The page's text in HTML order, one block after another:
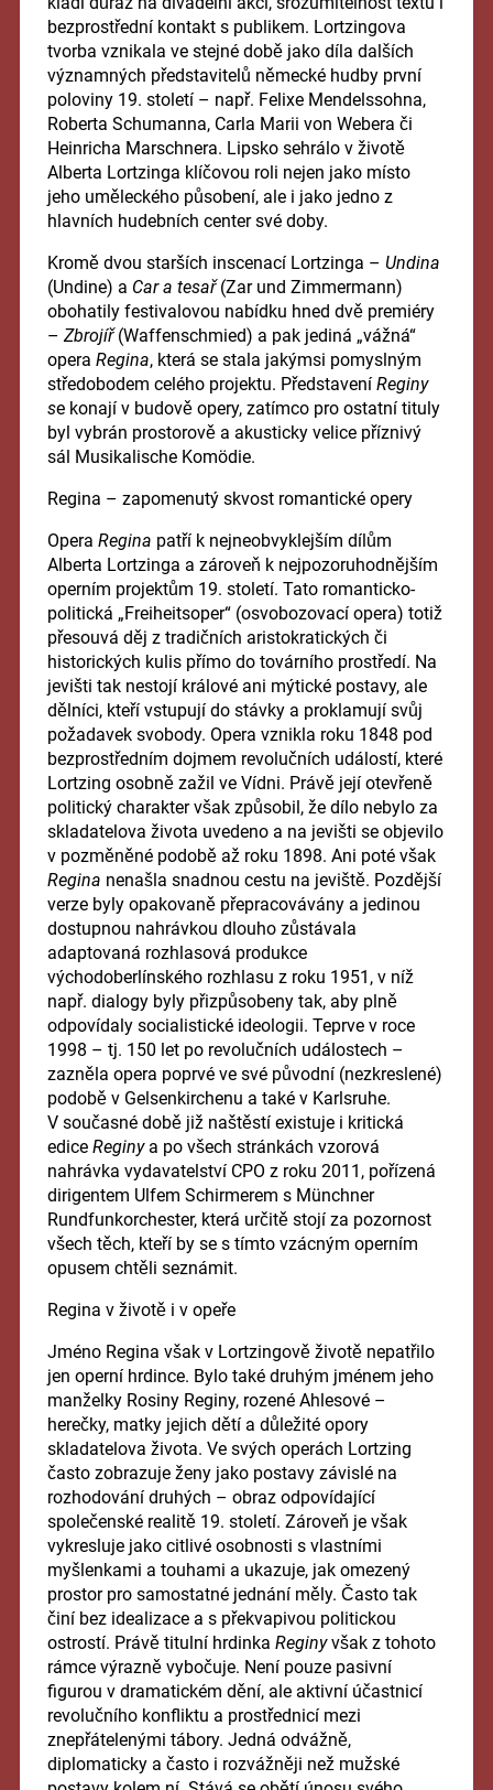
bezprostřední kontakt s publikem. Lortzingova
tvorba vznikala ve stejné době jako díla dalších
významných představitelů německé hudby první
poloviny 19. století – např. Felixe Mendelssohna,
Roberta Schumanna, Carla Marii von Webera či
Heinricha Marschnera. Lipsko sehrálo v životě
Alberta Lortzinga klíčovou roli nejen jako místo
jeho uměleckého působení, ale i jako jedno z
hlavních hudebních center své doby.
Kromě dvou starších inscenací Lortzinga – Undina
(Undine) a Car a tesař (Zar und Zimmermann)
obohatily festivalovou nabídku hned dvě premiéry
– Zbrojíř(Waffenschmied) a pak jediná „vážná“
opera Regina, která se stala jakýmsi pomyslným
středobodem celého projektu. Představení Reginy
se konají v budově opery, zatímco pro ostatní tituly
byl vybrán prostorově a akusticky velice příznivý
sál Musikalische Komödie.
Regina – zapomenutý skvost romantické opery
Opera Regina patří k nejneobvyklejším dílům
Alberta Lortzinga a zároveň k nejpozoruhodnějším
operním projektům 19. století. Tato romanticko-
politická „Freiheitsoper“ (osvobozovací opera) totiž
přesouvá děj z tradičních aristokratických či
historických kulis přímo do továrního prostředí. Na
jevišti tak nestojí králové ani mýtické postavy, ale
dělníci, kteří vstupují do stávky a proklamují svůj
požadavek svobody. Opera vznikla roku 1848 pod
bezprostředním dojmem revolučních událostí, které
Lortzing osobně zažil ve Vídni. Právě její otevřeně
politický charakter však způsobil, že dílo nebylo za
skladatelova života uvedeno a na jevišti se objevilo
v pozměněné podobě až roku 1898. Ani poté však
Regina nenašla snadnou cestu na jeviště. Pozdější
verze byly opakovaně přepracovávány a jedinou
dostupnou nahrávkou dlouho zůstávala
adaptovaná rozhlasová produkce
východoberlínského rozhlasu z roku 1951, v níž
např. dialogy byly přizpůsobeny tak, aby plně
odpovídaly socialistické ideologii. Teprve v roce
1998 – tj. 150 let po revolučních událostech –
zazněla opera poprvé ve své původní (nezkreslené)
podobě v Gelsenkirchenu a také v Karlsruhe.
V současné době již naštěstí existuje i kritická
edice Reginya po všech stránkách vzorová
nahrávka vydavatelství CPO z roku 2011, pořízená
dirigentem Ulfem Schirmerem s Münchner
Rundfunkorchester, která určitě stojí za pozornost
všech těch, kteří by se s tímto vzácným operním
opusem chtěli seznámit.
Regina v životě i v opeře
Jméno Regina však v Lortzingově životě nepatřilo
jen operní hrdince. Bylo také druhým jménem jeho
manželky Rosiny Reginy, rozené Ahlesové –
herečky, matky jejich dětí a důležité opory
skladatelova života. Ve svých operách Lortzing
často zobrazuje ženy jako postavy závislé na
rozhodování druhých – obraz odpovídající
společenské realitě 19. století. Zároveň je však
vykresluje jako citlivé osobnosti s vlastními
myšlenkami a touhami a ukazuje, jak omezený
prostor pro samostatné jednání měly. Často tak
činí bez idealizace a s překvapivou politickou
ostrostí. Právě titulní hrdinka Reginyvšak z tohoto
rámce výrazně vybočuje. Není pouze pasivní
figurou v dramatickém dění, ale aktivní účastnicí
revolučního konfliktu a prostřednicí mezi
znepřátelenými tábory. Jedná odvážně,
diplomaticky a často i rozvážněji než mužské